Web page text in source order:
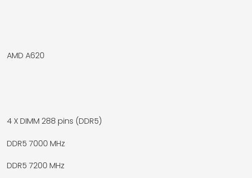
AMD A620
4 XDIMM 288 pins (DDR5)
DDR5 7000 MHz
DDR5 7200 MHz